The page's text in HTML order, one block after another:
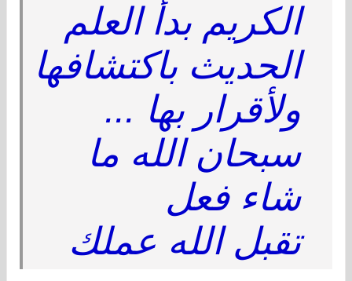
الكريم بدأ العلم
الحديث باكتشافها
ولأقرار بها ...
سبحان الله ما
شاء فعل
تقبل الله عملك